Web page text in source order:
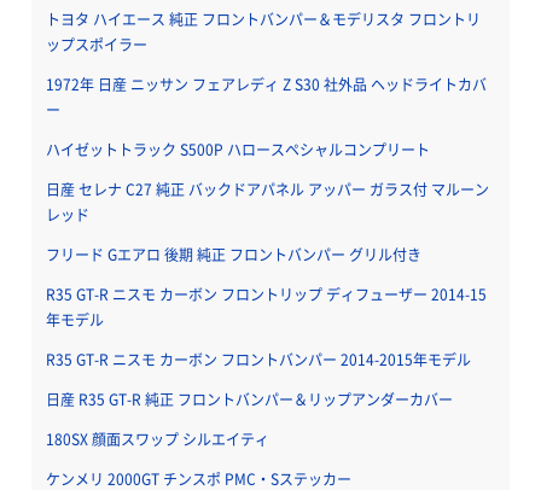
トヨタ ハイエース 純正 フロントバンパー＆モデリスタ フロントリ
ップスポイラー
1972年 日産 ニッサン フェアレディ Z S30 社外品 ヘッドライトカバ
ー
ハイゼットトラック S500P ハロースペシャルコンプリート
日産 セレナ C27 純正 バックドアパネル アッパー ガラス付 マルーン
レッド
フリード Gエアロ 後期 純正 フロントバンパー グリル付き
R35 GT-R ニスモ カーボン フロントリップ ディフューザー 2014-15
年モデル
R35 GT-R ニスモ カーボン フロントバンパー 2014-2015年モデル
日産 R35 GT-R 純正 フロントバンパー＆リップアンダーカバー
180SX 顔面スワップ シルエイティ
ケンメリ 2000GT チンスポ PMC・Sステッカー